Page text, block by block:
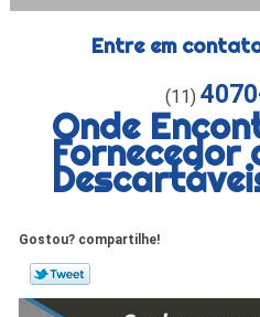
Entre em
(11)
Onde
Fornecedor
Gostou? compartilhe!